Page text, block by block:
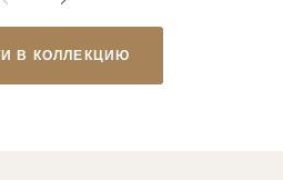
В КОЛЛЕКЦИЮ